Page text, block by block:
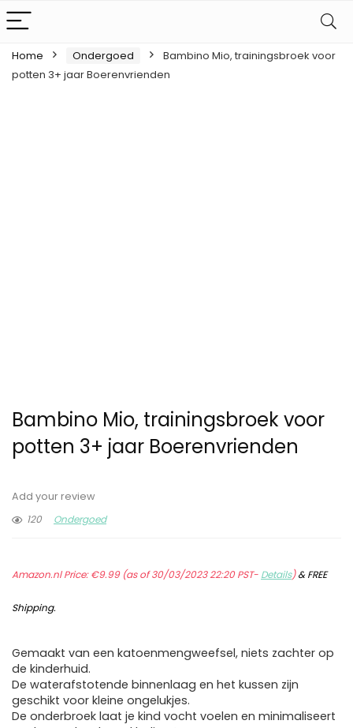
Home Ondergoed
Bambino Mio, trainingsbroek voor
potten 3+ jaar Boerenvrienden
Bambino Mio, trainingsbroek voor
potten 3+ jaar Boerenvrienden
Add your review
120
Ondergoed
Amazon.nl Price:€9.99(as of 30/03/2023 22:20 PST- Details)&FREE
Shipping.
Gemaakt van een katoenmengweefsel, niets zachter op
de kinderhuid.
De waterafstotende binnenlaag en het kussen zijn
geschikt voor kleine ongelukjes.
De onderbroek laat je kind vocht voelen en minimaliseert